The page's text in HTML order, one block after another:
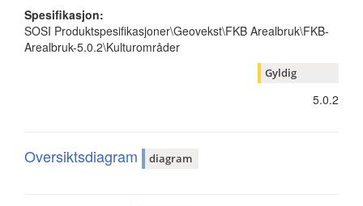
Spesifikasjon:
SOSI Produktspesifikasjoner\Geovekst\FKB Arealbruk\FKB-
Arealbruk-5.0.2\Kulturområder
Gyldig
5.0.2
Oversiktsdiagram diagram